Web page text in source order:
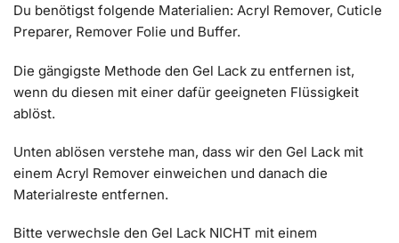
Du benötigst folgende Materialien: Acryl Remover, Cuticle
Preparer, Remover Folie und Buffer.
Die gängigste Methode den Gel Lack zu entfernen ist,
wenn du diesen mit einer dafür geeigneten Flüssigkeit
ablöst.
Unten ablösen verstehe man, dass wir den Gel Lack mit
einem Acryl Remover einweichen und danach die
Materialreste entfernen.
Bitte verwechsle den Gel Lack NICHT mit einem